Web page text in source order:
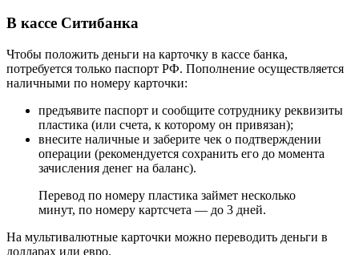
В кассе Ситибанка
Чтобы положить деньги на карточку в кассе банка,
потребуется только паспорт РФ. Пополнение осуществляется
наличными по номеру карточки:
предъявите паспорт и сообщите сотруднику реквизиты
пластика (или счета, к которому он привязан);
внесите наличные и заберите чек о подтверждении
операции (рекомендуется сохранить его до момента
зачисления денег на баланс).
Перевод по номеру пластика займет несколько
минут, по номеру картсчета — до 3 дней.
На мультивалютные карточки можно переводить деньги в
долларах или евро.